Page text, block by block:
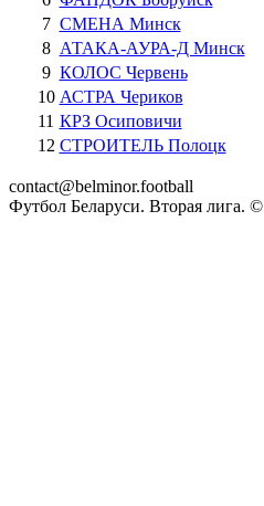
7 СМЕНА Минск
8 АТАКА-АУРА-Д Минск
9 КОЛОС Червень
10 АСТРА Чериков
11 КРЗ Осиповичи
12 СТРОИТЕЛЬ Полоцк
contact@belminor.football
Футбол Беларуси. Вторая лига. ©